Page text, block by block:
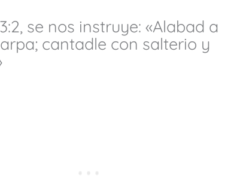
se nos instruye: «Alabad a
cantadle con salterio y